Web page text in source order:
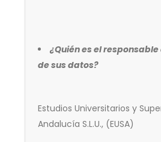
¿Quién es el
de sus datos?
Estudios Universitarios y
Andalucía S.L.U., (EUSA)